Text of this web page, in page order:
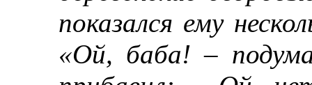
показался ему
«Ой, баба!–